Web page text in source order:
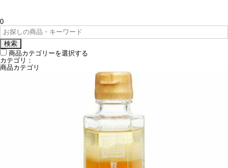
0
検索
商品カテゴリーを選択する
カテゴリ：
商品カテゴリ